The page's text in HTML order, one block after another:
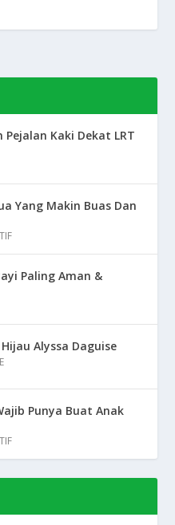
Pejalan Kaki Dekat LRT
Yang Makin Buas Dan
Paling Aman &
Alyssa Daguise
Punya Buat Anak